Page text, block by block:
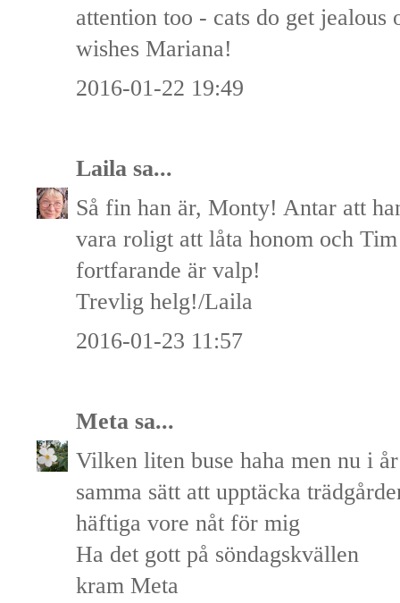
attention too - cats do get jealous
wishes Mariana!
2016-01-22 19:49
Laila sa...
Så fin han är, Monty! Antar att
vara roligt att låta honom och
fortfarande är valp!
Trevlig helg!/Laila
2016-01-23 11:57
Meta sa...
Vilken liten buse haha men nu i
samma sätt att upptäcka
häftiga vore nåt för mig
Ha det gott på söndagskvällen
kram Meta